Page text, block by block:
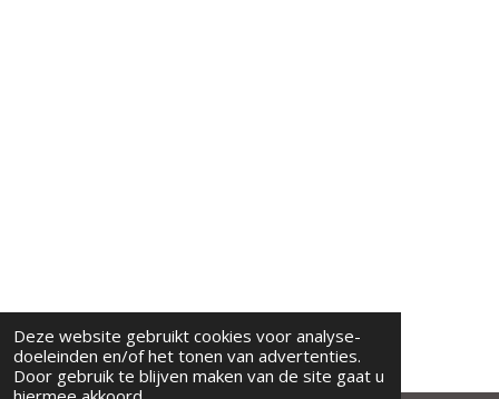
Deze website gebruikt cookies voor analyse-
doeleinden en/of het tonen van advertenties.
Door gebruik te blijven maken van de site gaat u